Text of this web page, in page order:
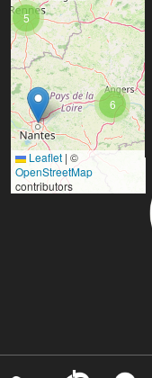
6
5
Leaflet | ©
OpenStreetMap
contributors